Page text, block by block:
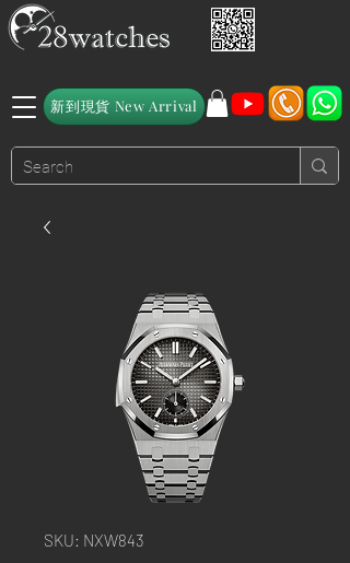
新到現貨 New Arrival
SKU: NXW843